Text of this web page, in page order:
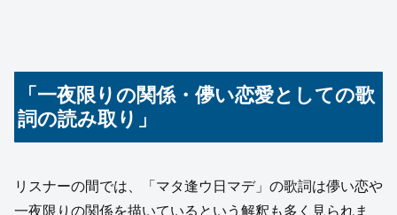
「一夜限りの関係・儚い恋愛としての歌
詞の読み取り」
リスナーの間では、「マタ逢ウ日マデ」の歌詞は儚い恋や
一夜限りの関係を描いているという解釈も多く見られま